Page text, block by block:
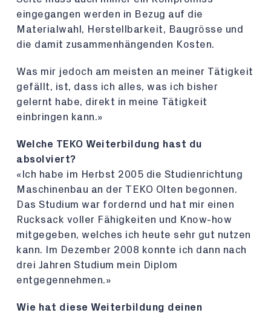
eingegangen werden in Bezug auf die
Materialwahl, Herstellbarkeit, Baugrösse und
die damit zusammenhängenden Kosten.
Was mir jedoch am meisten an meiner Tätigkeit
gefällt, ist, dass ich alles, was ich bisher
gelernt habe, direkt in meine Tätigkeit
einbringen kann.»
Welche TEKO Weiterbildung hast du
absolviert?
«Ich habe im Herbst 2005 die Studienrichtung
Maschinenbau an der TEKO Olten begonnen.
Das Studium war fordernd und hat mir einen
Rucksack voller Fähigkeiten und Know-how
mitgegeben, welches ich heute sehr gut nutzen
kann. Im Dezember 2008 konnte ich dann nach
drei Jahren Studium mein Diplom
entgegennehmen.»
Wie hat diese Weiterbildung deinen